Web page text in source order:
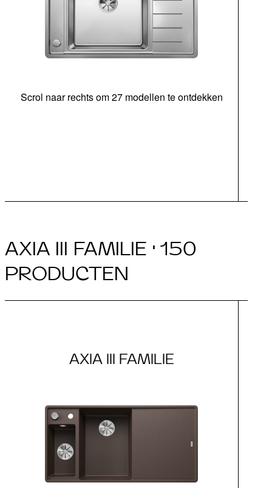
Scrol naar rechts om 27 modellen te ontdekken
AXIA III FAMILIE · 150
PRODUCTEN
AXIA III FAMILIE